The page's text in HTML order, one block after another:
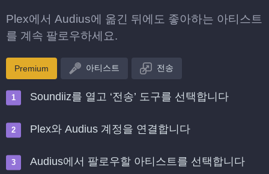
Plex에서 Audius에 옮긴 뒤에도 좋아하는 아티스트
를 계속 팔로우하세요.
Premium 아티스트 전송
Soundiiz를 열고 ‘전송’ 도구를 선택합니다
Plex와 Audius 계정을 연결합니다
Audius에서 팔로우할 아티스트를 선택합니다